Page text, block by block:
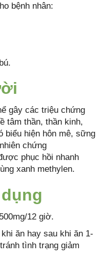
bệnh nhân:
gây các triệu chứng
tâm thần, thần kinh,
biểu hiện hôn mê, sững
chứng
phục hồi nhanh
xanh methylen.
12 giờ.
ăn hay sau khi ăn 1-
tình trạng giảm